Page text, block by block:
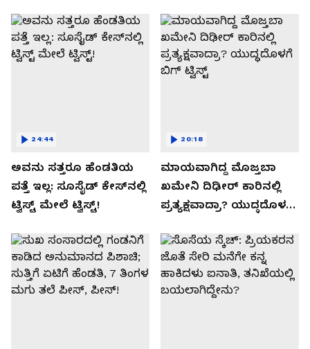
ಅವನು ಸತ್ತರೂ ಹೆಂಡತಿಯ
ಪತ್ತೆ ಇಲ್ಲ: ಸೂಸೈಡ್​​ ಕೇಸ್​​ನಲ್ಲಿ
ಟ್ವಿಸ್ಟ್​ ಮೇಲೆ ಟ್ವಿಸ್ಟ್!
24:44
ಮಾಯವಾಗಿದ್ದ ಮೊಜ್ತಬಾ
ಖಮೇನಿ ದಿಢೀರ್ ಕಾರಿನಲ್ಲಿ
ಪ್ರತ್ಯಕ್ಷವಾದ್ರಾ? ಯುದ್ಧದೊಳಗೆ
20:18